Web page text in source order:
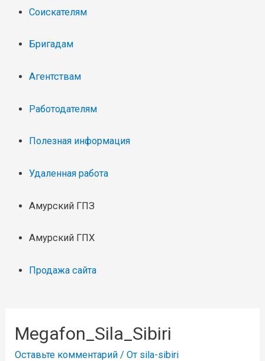
Соискателям
Бригадам
Агентствам
Работодателям
Полезная информация
Удаленная работа
Амурский ГПЗ
Амурский ГПХ
Продажа сайта
Megafon_Sila_Sibiri
Оставьте комментарий / От sila-sibiri